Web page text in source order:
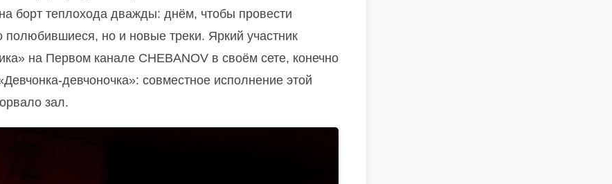
борт теплохода дважды: днём, чтобы провести
полюбившиеся, но и новые треки. Яркий участник
на Первом канале CHEBANOV в своём сете, конечно
девчоночка»: совместное исполнение этой
зал.